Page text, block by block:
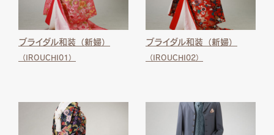
ブライダル和装（新婦）
（IROUCHI01）
ブライダル和装（新婦）
（IROUCHI02）